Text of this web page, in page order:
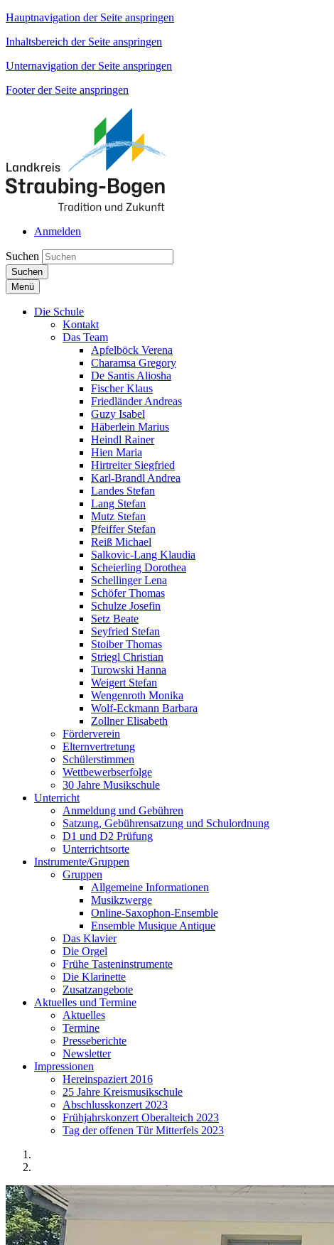
Hauptnavigation der Seite anspringen
Inhaltsbereich der Seite anspringen
Unternavigation der Seite anspringen
Footer der Seite anspringen
Anmelden
Suchen
Suchen
Menü
Die Schule
Kontakt
Das Team
Apfelböck Verena
Charamsa Gregory
De Santis Aliosha
Fischer Klaus
Friedländer Andreas
Guzy Isabel
Häberlein Marius
Heindl Rainer
Hien Maria
Hirtreiter Siegfried
Karl-Brandl Andrea
Landes Stefan
Lang Stefan
Mutz Stefan
Pfeiffer Stefan
Reiß Michael
Salkovic-Lang Klaudia
Scheierling Dorothea
Schellinger Lena
Schöfer Thomas
Schulze Josefin
Setz Beate
Seyfried Stefan
Stoiber Thomas
Striegl Christian
Turowski Hanna
Weigert Stefan
Wengenroth Monika
Wolf-Eckmann Barbara
Zollner Elisabeth
Förderverein
Elternvertretung
Schülerstimmen
Wettbewerbserfolge
30 Jahre Musikschule
Unterricht
Anmeldung und Gebühren
Satzung, Gebührensatzung und Schulordnung
D1 und D2 Prüfung
Unterrichtsorte
Instrumente/Gruppen
Gruppen
Allgemeine Informationen
Musikzwerge
Online-Saxophon-Ensemble
Ensemble Musique Antique
Das Klavier
Die Orgel
Frühe Tasteninstrumente
Die Klarinette
Zusatzangebote
Aktuelles und Termine
Aktuelles
Termine
Presseberichte
Newsletter
Impressionen
Hereinspaziert 2016
25 Jahre Kreismusikschule
Abschlusskonzert 2023
Frühjahrskonzert Oberalteich 2023
Tag der offenen Tür Mitterfels 2023